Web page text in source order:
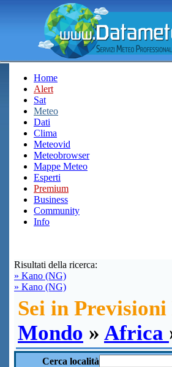
Home
Alert
Sat
Meteo
Dati
Clima
Meteovid
Meteobrowser
Mappe Meteo
Esperti
Premium
Business
Community
Info
Risultati della ricerca:
» Kano (NG)
» Kano (NG)
Sei in
Mondo » Africa
Cerca località